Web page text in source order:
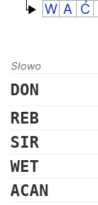
W A Ć
Słowo
DON
REB
SIR
WET
ACAN